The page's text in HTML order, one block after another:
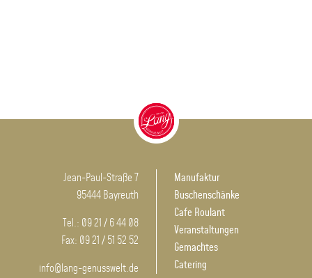
Jean-Paul-Straße 7
95444 Bayreuth
Tel.: 09 21 / 6 44 08
Fax: 09 21 / 51 52 52
info@lang-genusswelt.de
Manufaktur
Buschenschänke
Cafe Roulant
Veranstaltungen
Gemachtes
Catering